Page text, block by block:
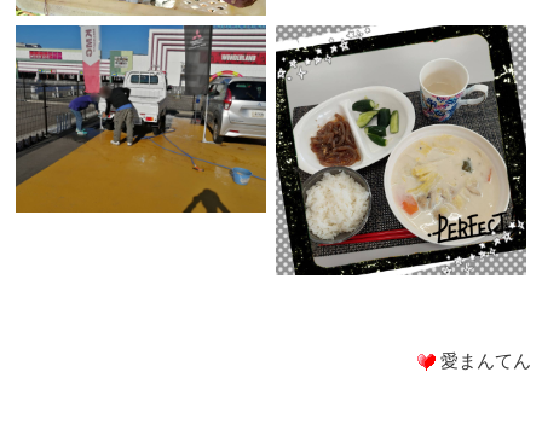
愛まんてん